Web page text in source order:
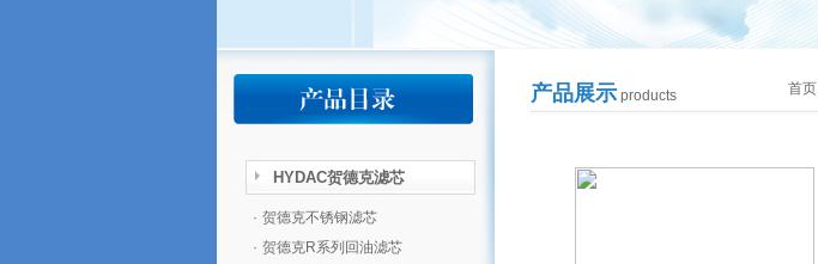
HYDAC贺德克滤芯
· 贺德克不锈钢滤芯
· 贺德克R系列回油滤芯
产品展示 products 首页